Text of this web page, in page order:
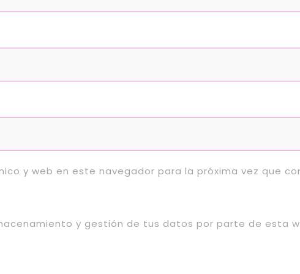
y web en este navegador para la próxima vez que
y gestión de tus datos por parte de esta